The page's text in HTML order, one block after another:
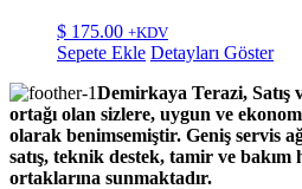
$ 175.00 +KDV
Sepete Ekle Detayları Göster
Demirkaya Terazi, Satış
ortağı olan sizlere, uygun ve
olarak benimsemiştir. Geniş servis
satış, teknik destek, tamir ve
ortaklarına sunmaktadır.